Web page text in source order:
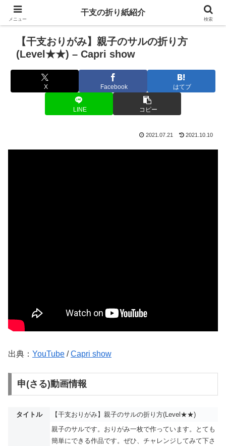
【干支おりがみ】親子のサルの折り方
(Level★★) – Capri show
X Facebook はてブ
LINE コピー
2021.07.21 2021.10.10
出典： YouTube /Capri show
申(さる)動画情報
タイトル 【干支おりがみ】親子のサルの折り方(Level★★)
親子のサルです。おりがみ一枚で作っています。とても
簡単にできる作品です。ぜひ、チャレンジしてみて下さ
メニュー
干支の折り紙紹介
検索